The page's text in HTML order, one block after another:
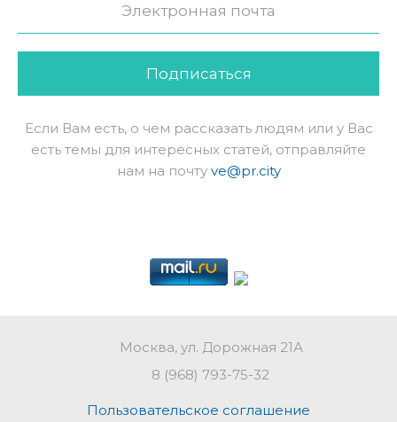
Подписаться
Если Вам есть, о чем рассказать людям или у Вас
есть темы для интересных статей, отправляйте
нам на почту ve@pr.city
Москва, ул. Дорожная 21А
8 (968) 793-75-32
Пользовательское соглашение